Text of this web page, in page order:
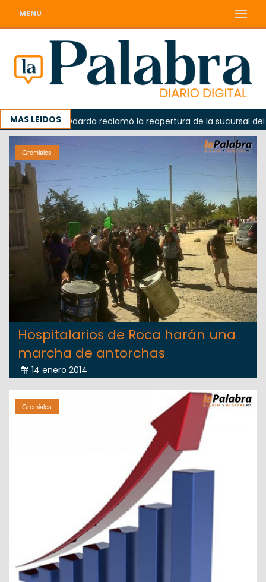
MENU
MAS LEIDOSOdarda reclamó la reapertura de la sucursal del
Gremiales
Hospitalarios de Roca harán una
marcha de antorchas
14 enero 2014
Gremiales